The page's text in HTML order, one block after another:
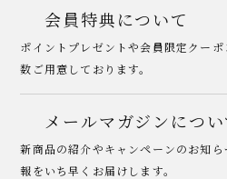
会員特典について
ポイントプレゼントや会員限定クー
数ご用意しております。
メールマガジンについ
新商品の紹介やキャンペーンのお知
報をいち早くお届けします。